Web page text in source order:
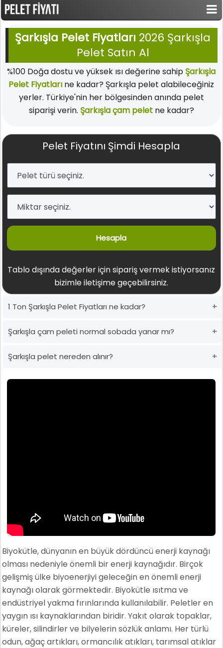
Şarkışla Pelet Fiyatları 2026 Şarkışla
Pelet Satın Al
%100 Doğa dostu ve yüksek ısı değerine sahip Şarkışla
Pelet Fiyatları ne kadar? Şarkışla pelet alabileceğiniz
yerler. Türkiye'nin her bölgesinden anında pelet
siparişi verin. Şarkışla çam peletne kadar?
Pelet Fiyatını Şimdi Hesapla
Hesapla
Tablo dışında değerler için sipariş vermek istiyorsanız
bizimle iletişime geçebilirsiniz.
1 Ton Şarkışla Pelet Fiyatları ne kadar?
Şarkışla çam peleti normal sobada yanar mı?
Şarkışla pelet nereden alınır?
Biyokütle, dünyanın en büyük dördüncü enerji kaynağı
olması nedeniyle önemli bir enerji kaynağıdır. Birçok
gelişmiş ülke biyoenerjiyi geleceğin en önemli enerji
kaynağı olarak görmektedir. Biyokütle ısıtma ve
endüstriyel yakma fırınlarında kullanılabilir. Peletler en
yaygın ısı kaynaklarından biridir. Yakıt olarak topaklar,
küreler, silindirler ve bilyelerin sözlük anlamı. Her türlü
odun, ağaç artıkları, ormancılık atıkları, tarımsal atıklar